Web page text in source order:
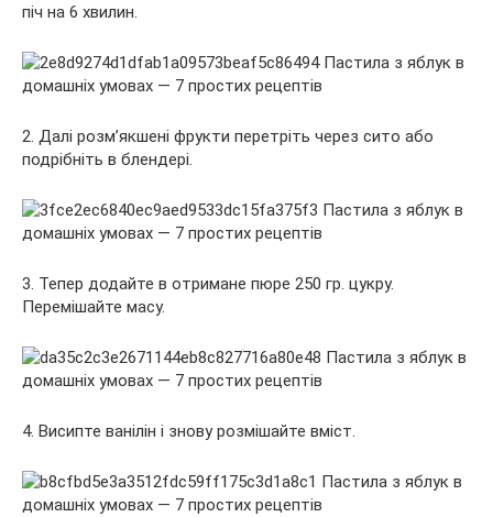
піч на 6 хвилин.
2. Далі розм’якшені фрукти перетріть через сито або
подрібніть в блендері.
3. Тепер додайте в отримане пюре 250 гр. цукру.
Перемішайте масу.
4. Висипте ванілін і знову розмішайте вміст.